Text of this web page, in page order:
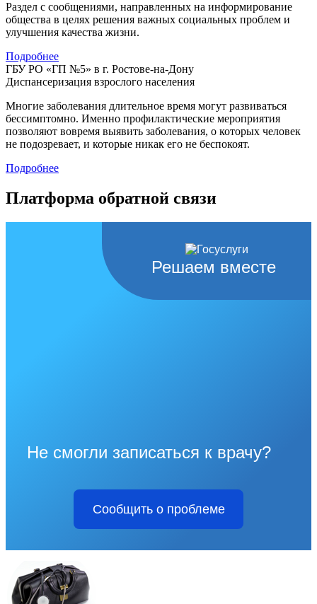
Раздел с сообщениями, направленных на информирование
общества в целях решения важных социальных проблем и
улучшения качества жизни.
Подробнее
ГБУ РО «ГП №5» в г. Ростове-на-Дону
Диспансеризация взрослого населения
Многие заболевания длительное время могут развиваться
бессимптомно. Именно профилактические мероприятия
позволяют вовремя выявить заболевания, о которых человек
не подозревает, и которые никак его не беспокоят.
Подробнее
Платформа обратной связи
Решаем вместе
Не смогли записаться к врачу?
Сообщить о проблеме